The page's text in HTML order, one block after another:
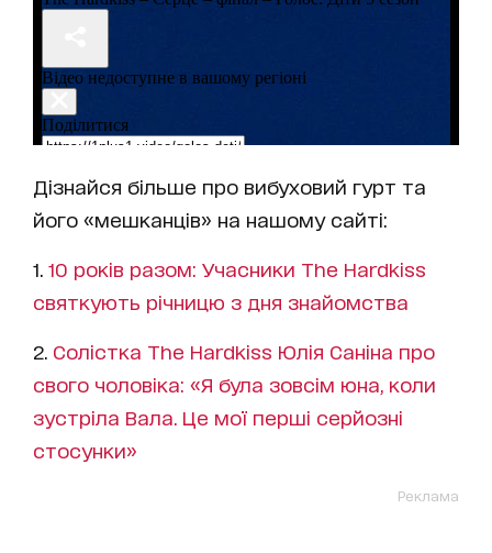
Дізнайся більше про вибуховий гурт та
його «мешканців» на нашому сайті:
1. 10 років разом: Учасники The Hardkiss
святкують річницю з дня знайомства
2. Солістка The Hardkiss Юлія Саніна про
свого чоловіка: «Я була зовсім юна, коли
зустріла Вала. Це мої перші серйозні
стосунки»
Реклама